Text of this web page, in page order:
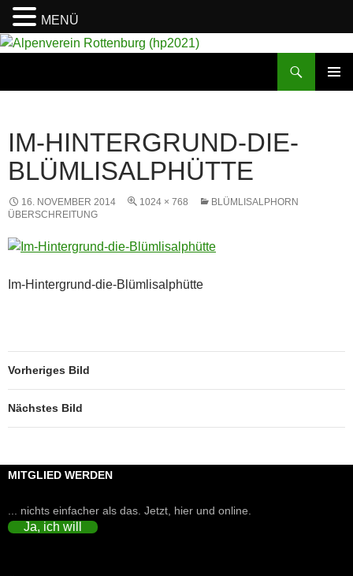
IM-HINTERGRUND-DIE-
BLÜMLISALPHÜTTE
16. NOVEMBER 2014 1024 × 768
BLÜMLISALPHORN
ÜBERSCHREITUNG
Im-Hintergrund-die-Blümlisalphütte
Vorheriges Bild
Nächstes Bild
MITGLIED WERDEN
... nichts einfacher als das. Jetzt, hier und online.
Ja, ich will
MENÜ